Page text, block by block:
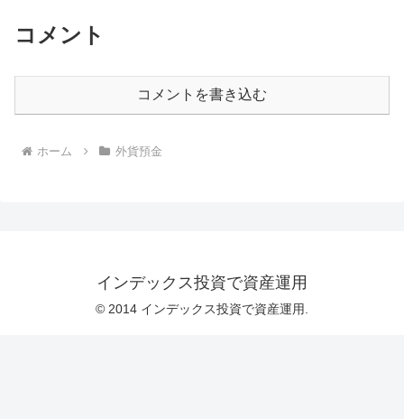
コメント
コメントを書き込む
ホーム 外貨預金
インデックス投資で資産運用
© 2014 インデックス投資で資産運用.